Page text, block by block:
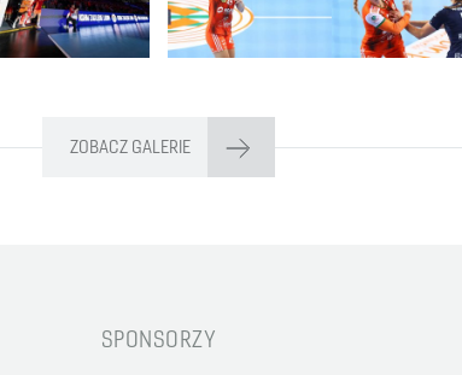
ZOBACZ GALERIE
SPONSORZY